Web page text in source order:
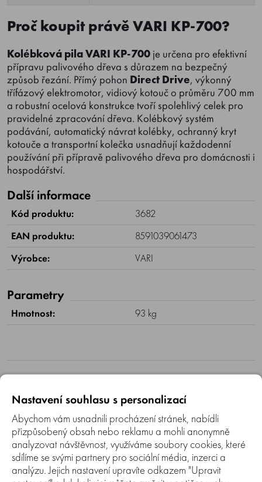
Proč koupit právěVARI KP-700?
Kolébková pila VARI KP-700 je určena pro efektivní
přípravu palivového dřeva s důrazem na bezpečný
způsob řezání. Přímý pohon Direct Drive, výkonný
třífázový elektromotor, vidiový kotouč o průměru 700 mm
a robustní ocelová konstrukce tvoří spolehlivý celek pro
pravidelné zpracování dřeva. Kolébkový systém
podávání, automatický návrat kolébky, ochranný kryt
kotouče a transportní kolečka usnadňují každodenní
používání při přípravě palivového dřeva pro domácnosti i
hospodářství.
Další informace
Kód produktu:
3682
EAN produktu:
8591039061473
Výrobce:
VARI
Parametry
Hmotnost: 93 kg
Nastavení souhlasu s personalizací
Abychom vám usnadnili procházení stránek, nabídli
přizpůsobený obsah nebo reklamu a mohli anonymně
analyzovat návštěvnost, využíváme soubory cookies, které
sdílíme se svými partnery pro sociální média, inzerci a
analýzu. Jejich nastavení upravíte odkazem "Upravit